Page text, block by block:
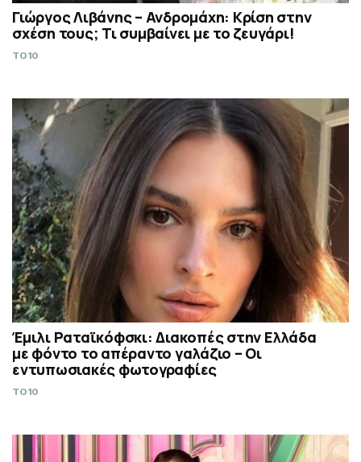
Γιώργος Λιβάνης – Ανδρομάχη: Κρίση στην
σχέση τους; Τι συμβαίνει με το ζευγάρι!
TO10
Έμιλι Ραταϊκόφσκι: Διακοπές στην Ελλάδα
με φόντο το απέραντο γαλάζιο – Οι
εντυπωσιακές φωτογραφίες
TO10